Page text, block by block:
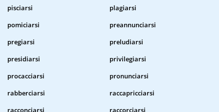
pisciarsi
plagiarsi
pomiciarsi
preannunciarsi
pregiarsi
preludiarsi
presidiarsi
privilegiarsi
procacciarsi
pronunciarsi
rabberciarsi
raccapricciarsi
racconciarsi
raccorciarsi